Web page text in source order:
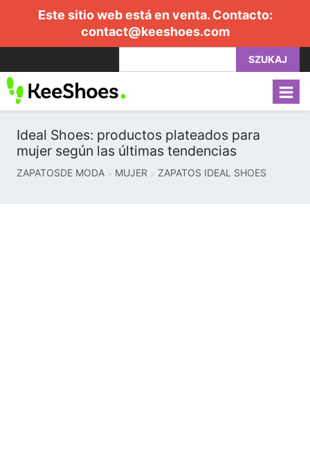
Este sitio web está en venta. Contacto:
contact@keeshoes.com
SZUKAJ
Ideal Shoes: productos plateados para
mujer según las últimas tendencias
ZAPATOSDE MODA MUJER ZAPATOS IDEAL SHOES